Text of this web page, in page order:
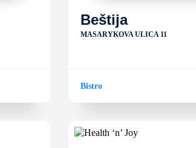
Beštija
MASARYKOVA ULICA 11
Bistro